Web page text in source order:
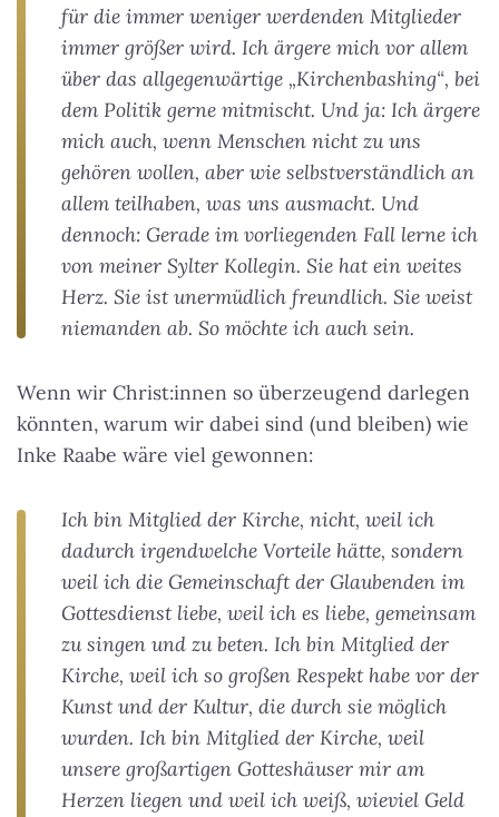
für die immer weniger werdenden Mitglieder
immer größer wird. Ich ärgere mich vor allem
über das allgegenwärtige „Kirchenbashing“, bei
dem Politik gerne mitmischt. Und ja: Ich ärgere
mich auch, wenn Menschen nicht zu uns
gehören wollen, aber wie selbstverständlich an
allem teilhaben, was uns ausmacht. Und
dennoch: Gerade im vorliegenden Fall lerne ich
von meiner Sylter Kollegin. Sie hat ein weites
Herz. Sie ist unermüdlich freundlich. Sie weist
niemanden ab. So möchte ich auch sein.
Wenn wir Christ:innen so überzeugend darlegen
könnten, warum wir dabei sind (und bleiben) wie
Inke Raabe wäre viel gewonnen:
Ich bin Mitglied der Kirche, nicht, weil ich
dadurch irgendwelche Vorteile hätte, sondern
weil ich die Gemeinschaft der Glaubenden im
Gottesdienst liebe, weil ich es liebe, gemeinsam
zu singen und zu beten. Ich bin Mitglied der
Kirche, weil ich so großen Respekt habe vor der
Kunst und der Kultur, die durch sie möglich
wurden. Ich bin Mitglied der Kirche, weil
unsere großartigen Gotteshäuser mir am
Herzen liegen und weil ich weiß, wieviel Geld